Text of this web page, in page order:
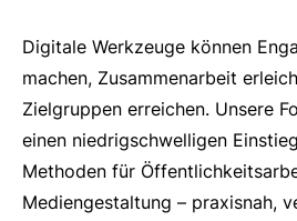
Digitale Werkzeuge können
machen, Zusammenarbeit
Zielgruppen erreichen. Unsere
einen niedrigschwelligen
Methoden für
Mediengestaltung – praxisnah,